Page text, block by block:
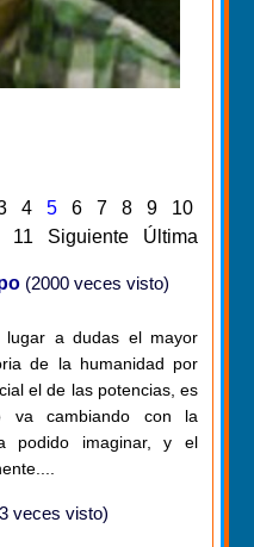
4 5 6 7 8 9
10
11
Siguiente Última
(2000 veces visto)
a dudas el mayor
de la humanidad por
el de las potencias, es
va cambiando con la
podido imaginar, y el
veces visto)